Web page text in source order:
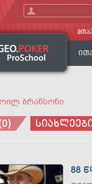
ბრანსონი
88